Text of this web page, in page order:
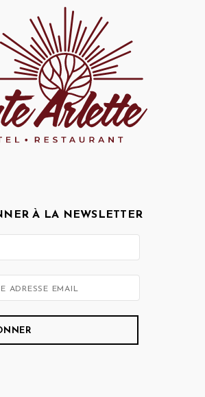
À LA NEWSLETTER